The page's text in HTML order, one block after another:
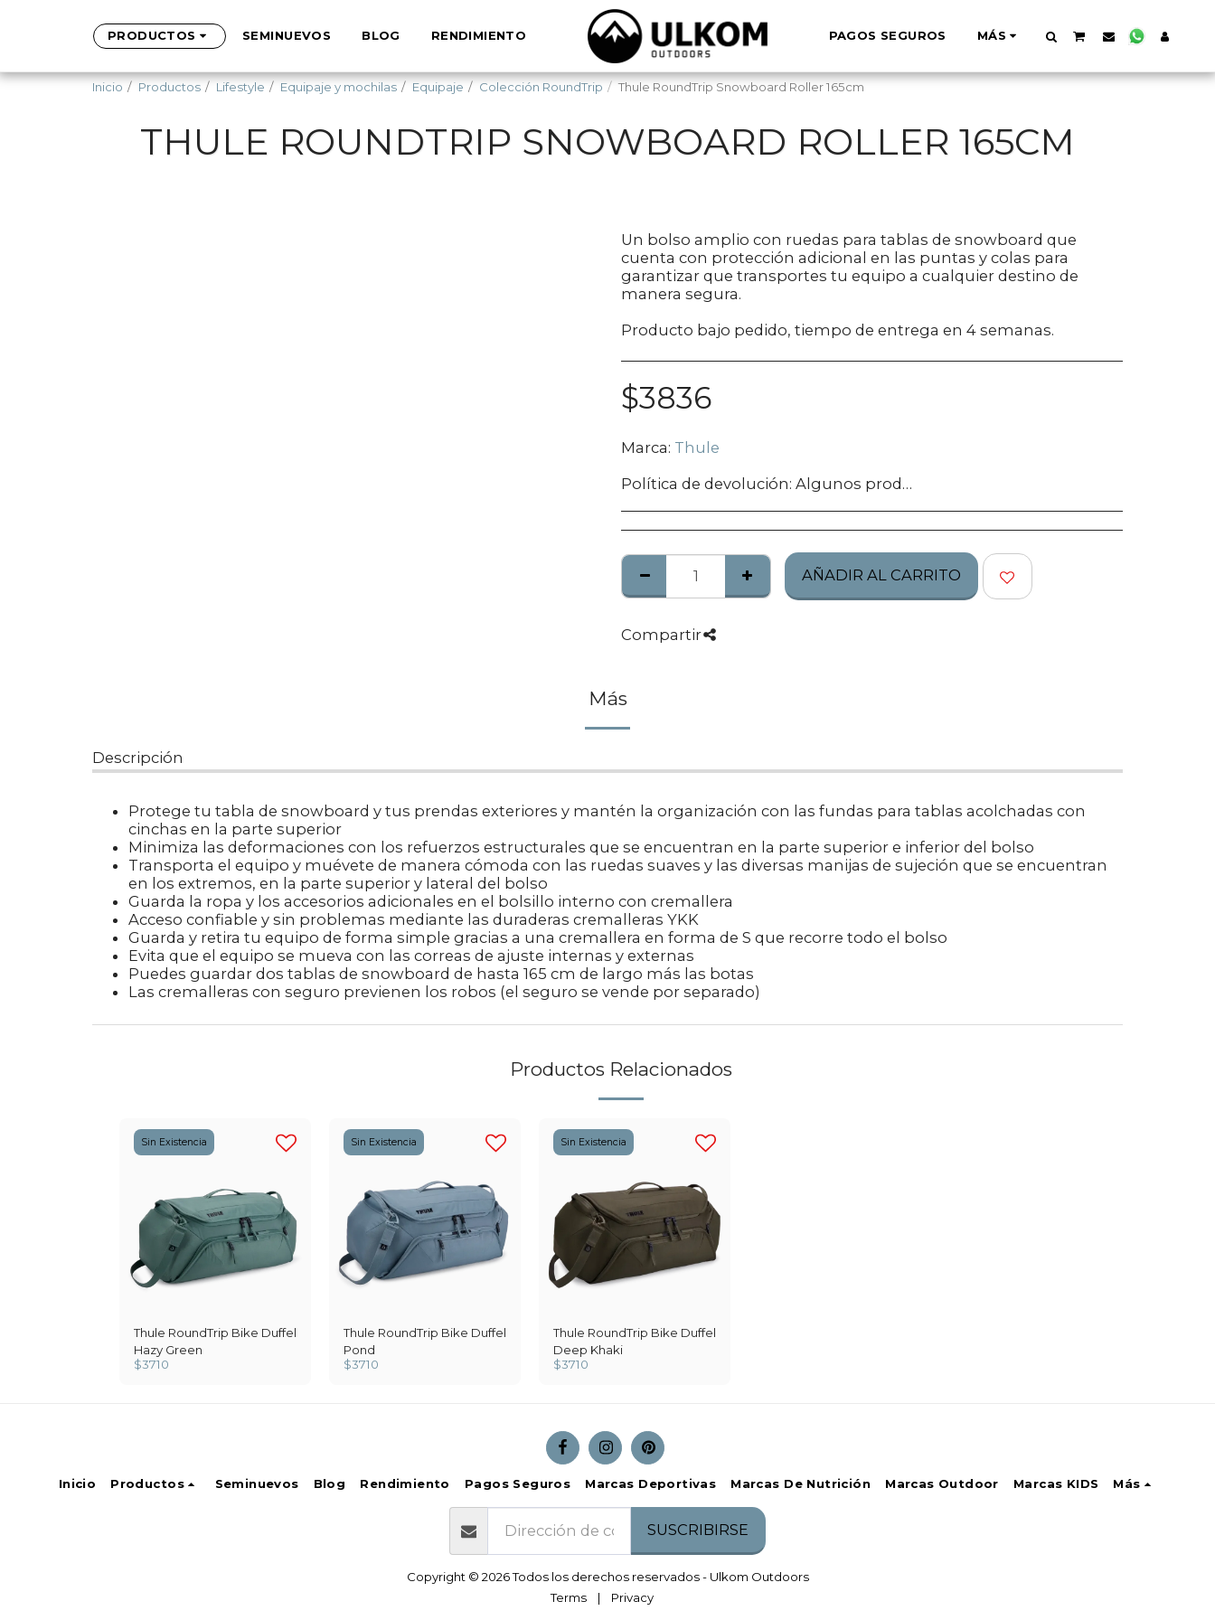
PRODUCTOS SEMINUEVOS BLOG RENDIMIENTO PAGOS SEGUROS MÁS
Inicio Productos Lifestyle Equipaje y mochilas Equipaje Colección RoundTrip Thule RoundTrip Snowboard Roller 165cm
THULE ROUNDTRIP SNOWBOARD ROLLER 165CM
Un bolso amplio con ruedas para tablas de snowboard que
cuenta con protección adicional en las puntas y colas para
garantizar que transportes tu equipo a cualquier destino de
manera segura.
Producto bajo pedido, tiempo de entrega en 4 semanas.
$3836
Marca: Thule
Política de devolución: Algunos productos no califican para ser regresados, te pedimos confirmes bien tu talla, modelo o estilo.
AÑADIR AL CARRITO
Compartir
Más
Descripción
Protege tu tabla de snowboard y tus prendas exteriores y mantén la organización con las fundas para tablas acolchadas con
cinchas en la parte superior
Minimiza las deformaciones con los refuerzos estructurales que se encuentran en la parte superior e inferior del bolso
Transporta el equipo y muévete de manera cómoda con las ruedas suaves y las diversas manijas de sujeción que se encuentran
en los extremos, en la parte superior y lateral del bolso
Guarda la ropa y los accesorios adicionales en el bolsillo interno con cremallera
Acceso confiable y sin problemas mediante las duraderas cremalleras YKK
Guarda y retira tu equipo de forma simple gracias a una cremallera en forma de S que recorre todo el bolso
Evita que el equipo se mueva con las correas de ajuste internas y externas
Puedes guardar dos tablas de snowboard de hasta 165 cm de largo más las botas
Las cremalleras con seguro previenen los robos (el seguro se vende por separado)
Productos Relacionados
Sin Existencia
Thule RoundTrip Bike Duffel
Hazy Green
$3710
Sin Existencia
Thule RoundTrip Bike Duffel
Pond
$3710
Sin Existencia
Thule RoundTrip Bike Duffel
Deep Khaki
$3710
Inicio Productos Seminuevos Blog Rendimiento Pagos Seguros Marcas Deportivas Marcas De Nutrición Marcas Outdoor Marcas KIDS Más
SUSCRIBIRSE
Copyright © 2026 Todos los derechos reservados - Ulkom Outdoors
Terms | Privacy